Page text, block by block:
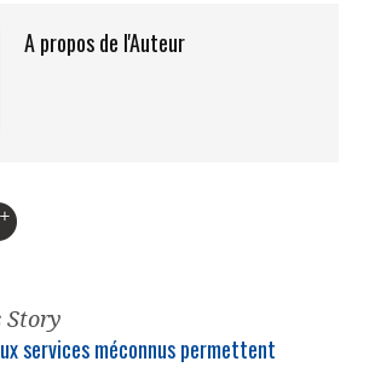
A propos de l'Auteur
Story
services méconnus permettent